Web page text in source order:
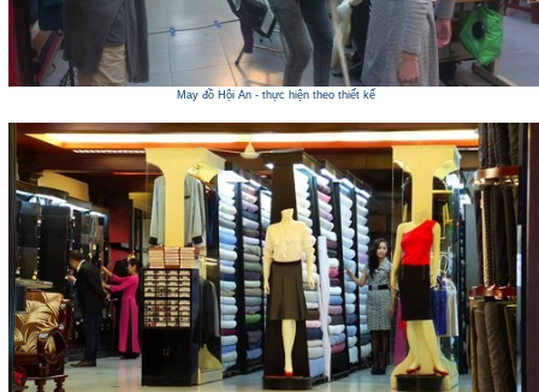
May đồ Hội An - thực hiện theo thiết kế